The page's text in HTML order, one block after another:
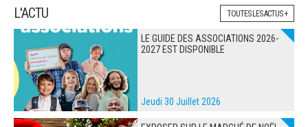
L'ACTU TOUTES LES ACTUS +
LE GUIDE DES ASSOCIATIONS 2026-
2027 EST DISPONIBLE
Jeudi 30 Juillet 2026